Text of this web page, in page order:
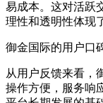
易成本。这对活跃
理性和透明性体现
御金国际的用户口
从用户反馈来看，
操作方便，服务响